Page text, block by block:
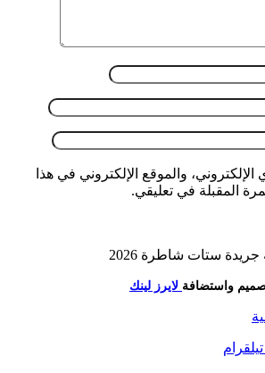
والموقع الإلكتروني في هذا
المقبلة في تعليقي.
ستات شاطرة 2026
واستضافة لايرز لينك
تيلقرام